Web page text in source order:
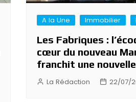
A la Une Immobilier
Les Fabriques :
cœur du nouveau
franchit une
La Rédaction 22/07/